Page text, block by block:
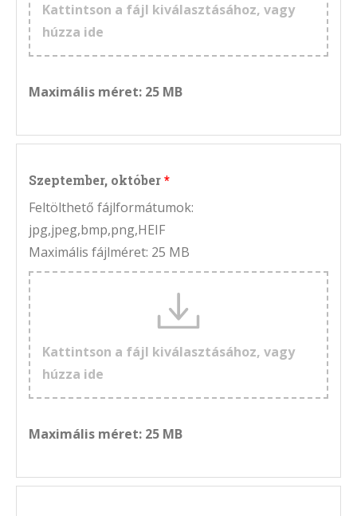
Kattintson a fájl kiválasztásához, vagy
húzza ide
Maximális méret: 25 MB
Szeptember, október
Feltölthető fájlformátumok:
jpg,jpeg,bmp,png,HEIF
Maximális fájlméret: 25 MB
Kattintson a fájl kiválasztásához, vagy
húzza ide
Maximális méret: 25 MB